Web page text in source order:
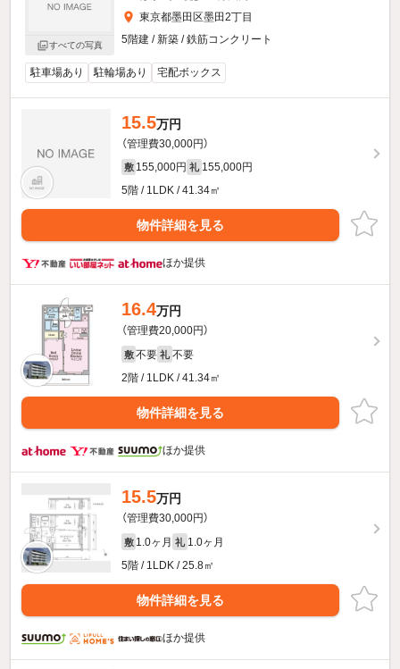
すべての写真
東京都墨田区墨田2丁目
5階建 / 新築 / 鉄筋コンクリート
駐車場あり 駐輪場あり 宅配ボックス
15.5万円
（管理費30,000円）
敷 155,000円 礼 155,000円
5階 / 1LDK / 41.34㎡
物件詳細を見る
ほか提供
16.4万円
（管理費20,000円）
敷 不要 礼 不要
2階 / 1LDK / 41.34㎡
物件詳細を見る
ほか提供
15.5万円
（管理費30,000円）
敷 1.0ヶ月 礼 1.0ヶ月
5階 / 1LDK / 25.8㎡
物件詳細を見る
ほか提供